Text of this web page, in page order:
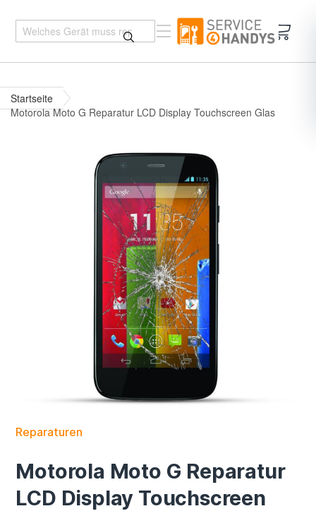
Startseite
Motorola Moto G Reparatur LCD Display Touchscreen Glas
Reparaturen
Motorola Moto G Reparatur
LCD Display Touchscreen